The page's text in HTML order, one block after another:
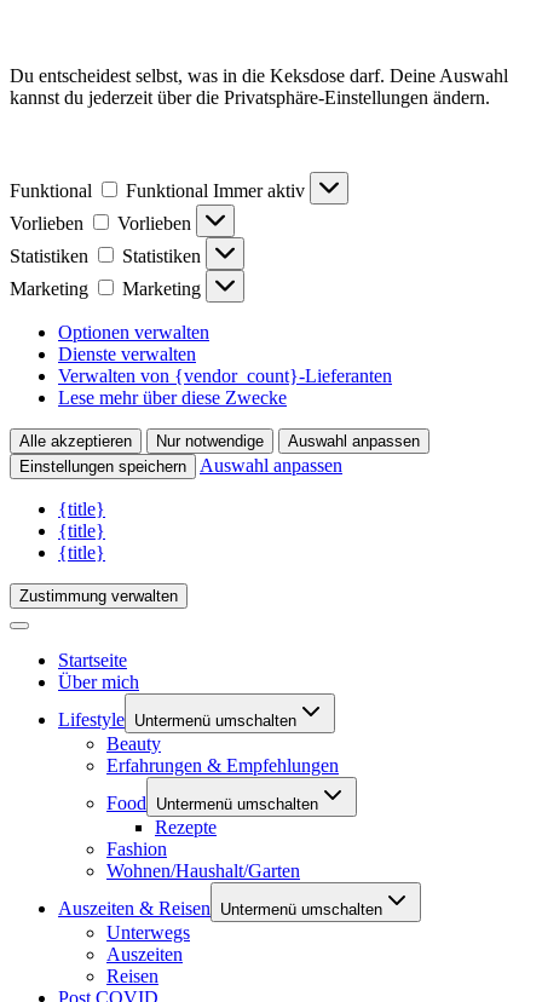
Du entscheidest selbst, was in die Keksdose darf. Deine Auswahl
kannst du jederzeit über die Privatsphäre-Einstellungen ändern.
Funktional Funktional Immer aktiv
Vorlieben
Vorlieben
Statistiken
Statistiken
Marketing
Marketing
Optionen verwalten
Dienste verwalten
Verwalten von {vendor_count}-Lieferanten
Lese mehr über diese Zwecke
Alle akzeptieren Nur notwendige
Auswahl anpassen
Einstellungen speichern
Auswahl anpassen
{title}
{title}
{title}
Zustimmung verwalten
Startseite
Über mich
Lifestyle Untermenü umschalten
Beauty
Erfahrungen & Empfehlungen
Food
Untermenü umschalten
Rezepte
Fashion
Wohnen/Haushalt/Garten
Auszeiten & Reisen
Untermenü umschalten
Unterwegs
Auszeiten
Reisen
Post COVID